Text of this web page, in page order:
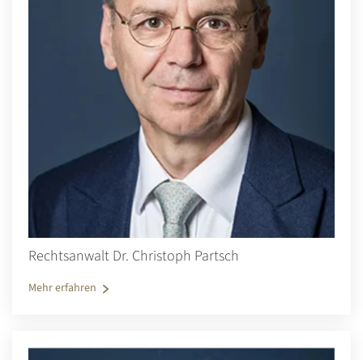
Rechtsanwalt Dr. Christoph Partsch
Mehr erfahren